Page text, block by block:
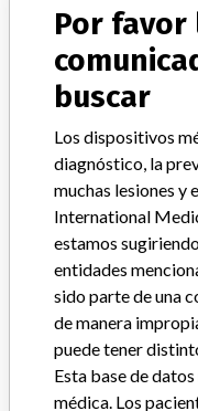
Source
Systagenix
Empresa matriz del
ACERCA DE LA BASE
Explore más de
notificaciones de
conexiones con los
Por favor
buscar
Los dispositivos
diagnóstico, la
muchas lesiones y
International
estamos
entidades
sido parte de una
de manera
puede tener
Esta base de
médica. Los